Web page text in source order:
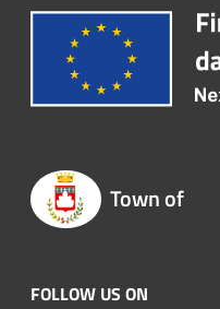
Town of
FOLLOW US ON